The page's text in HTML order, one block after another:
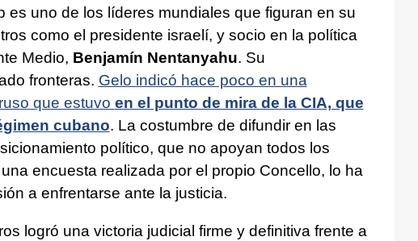
es uno de los líderes mundiales que figuran en su
como el presidente israelí, y socio en la política
Medio, Benjamín Nentanyahu. Su
fronteras. Gelo indicó hace poco en una
que estuvo en el punto de mira de la CIA, que
cubano. La costumbre de difundir en las
político, que no apoyan todos los
encuesta realizada por el propio Concello, lo ha
a enfrentarse ante la justicia.
logró una victoria judicial firme y definitiva frente a